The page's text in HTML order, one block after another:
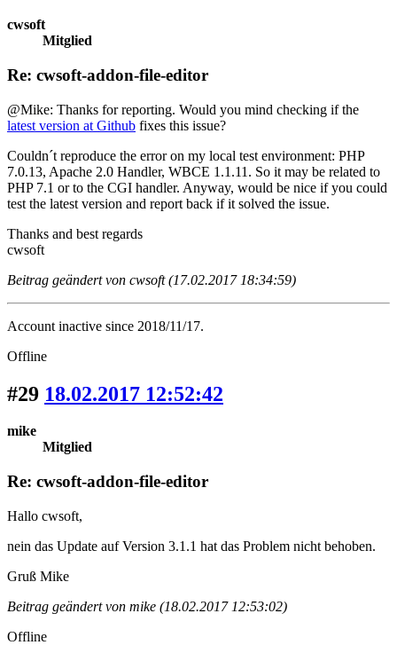
cwsoft
Mitglied
Re: cwsoft-addon-file-editor
@Mike: Thanks for reporting. Would you mind checking if the
latest version at Github fixes this issue?
Couldn´t reproduce the error on my local test environment: PHP
7.0.13, Apache 2.0 Handler, WBCE 1.1.11. So it may be related to
PHP 7.1 or to the CGI handler. Anyway, would be nice if you could
test the latest version and report back if it solved the issue.
Thanks and best regards
cwsoft
Beitrag geändert von cwsoft (17.02.2017 18:34:59)
Account inactive since 2018/11/17.
Offline
#29 18.02.2017 12:52:42
mike
Mitglied
Re: cwsoft-addon-file-editor
Hallo cwsoft,
nein das Update auf Version 3.1.1 hat das Problem nicht behoben.
Gruß Mike
Beitrag geändert von mike (18.02.2017 12:53:02)
Offline